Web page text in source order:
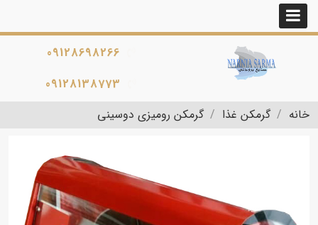
09128698266
09128138773
خانه
گرمکن غذا گرمکن رومیزی دوسینی